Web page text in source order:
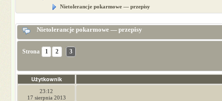
Nietolerancje pokarmowe — przepisy
Nietolerancje pokarmowe — przepisy
Strona 1 2 3
Użytkownik
23:12
17 sierpnia 2013